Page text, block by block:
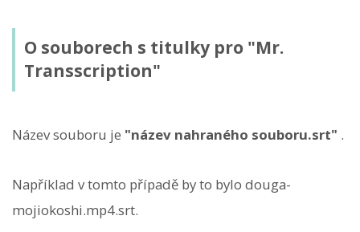
O souborech s titulky pro "Mr.
Transscription"
Název souboru je "název nahraného souboru.srt" .
Například v tomto případě by to bylo douga-
mojiokoshi.mp4.srt.